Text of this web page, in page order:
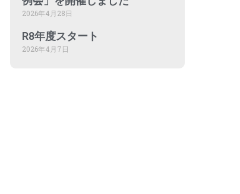
2026年4月28日
R8年度スタート
2026年4月7日